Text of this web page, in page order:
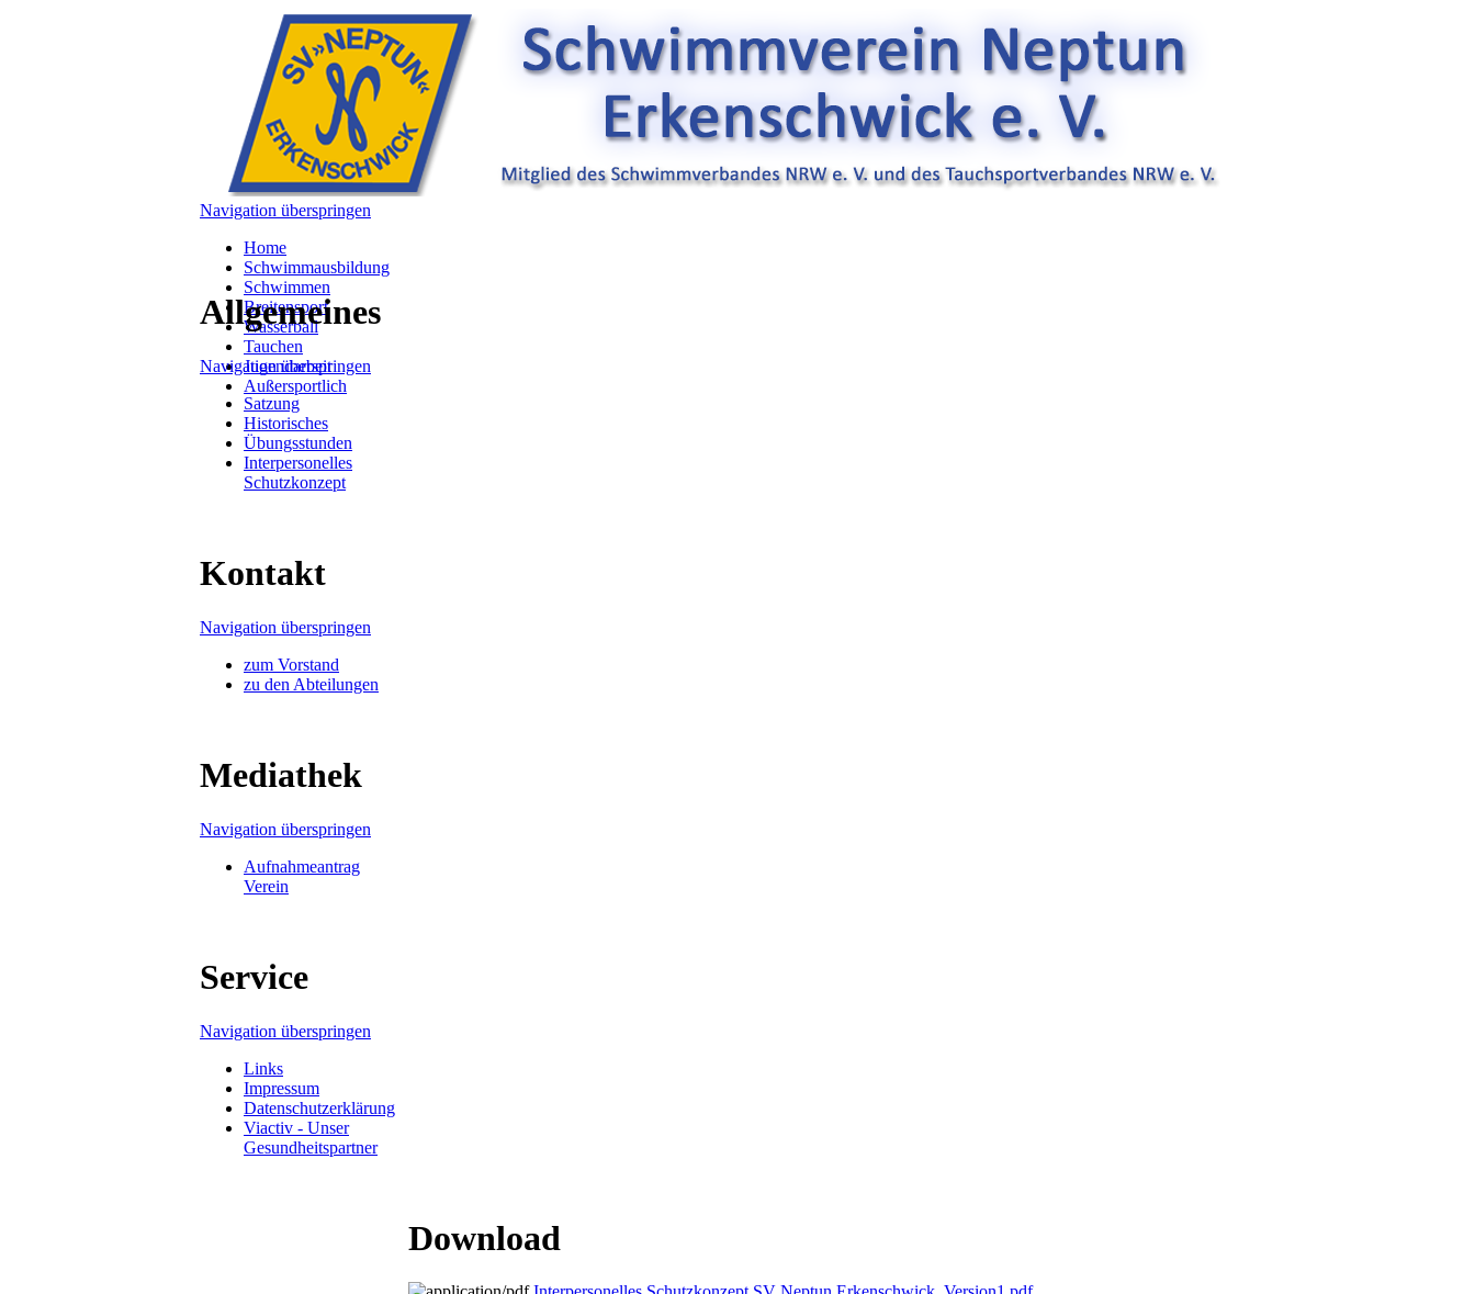
Navigation überspringen
Home
Schwimmausbildung
Schwimmen
Breitensport
Wasserball
Tauchen
Jugendarbeit
Außersportlich
Allgemeines
Navigation überspringen
Satzung
Historisches
Übungsstunden
Interpersonelles
Schutzkonzept
Kontakt
Navigation überspringen
zum Vorstand
zu den Abteilungen
Mediathek
Navigation überspringen
Aufnahmeantrag
Verein
Service
Navigation überspringen
Links
Impressum
Datenschutzerklärung
Viactiv - Unser
Gesundheitspartner
Download